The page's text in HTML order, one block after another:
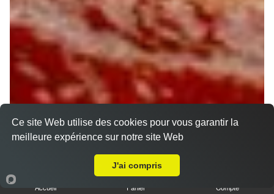
Accueil Panier Compte
Ce site Web utilise des cookies pour vous garantir la
meilleure expérience sur notre site Web
J'ai compris